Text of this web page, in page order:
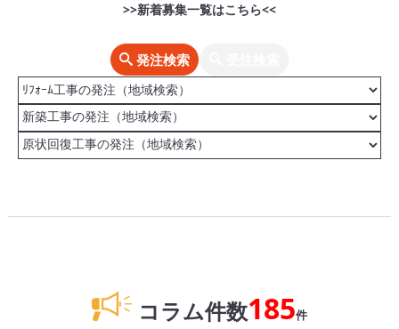
>>新着募集一覧はこちら<<
発注検索
コラム件数185件